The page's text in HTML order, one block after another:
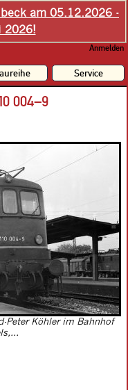
am 05.12.2026 -
2026!
Anmelden
Service
004–9
Peter Köhler im Bahnhof